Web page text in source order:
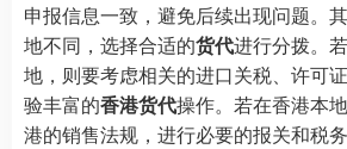
申报信息一致，避免后续出现问题。
地不同，选择合适的货代进行分拨。
地，则要考虑相关的进口关税、许可
验丰富的香港货代操作。若在香港本
港的销售法规，进行必要的报关和税